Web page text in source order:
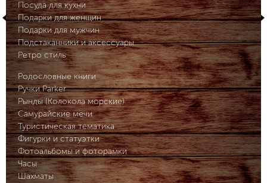
Посуда для кухни
Подарки для женщин
Подарки для мужчин
Подстаканники и аксессуары
Ретро стиль
Родословные книги
Ручки Parker
Рынды (Колокола морские)
Самурайские мечи
Туристическая тематика
Фигурки и статуэтки
Фотоальбомы и фоторамки
Часы
Шахматы